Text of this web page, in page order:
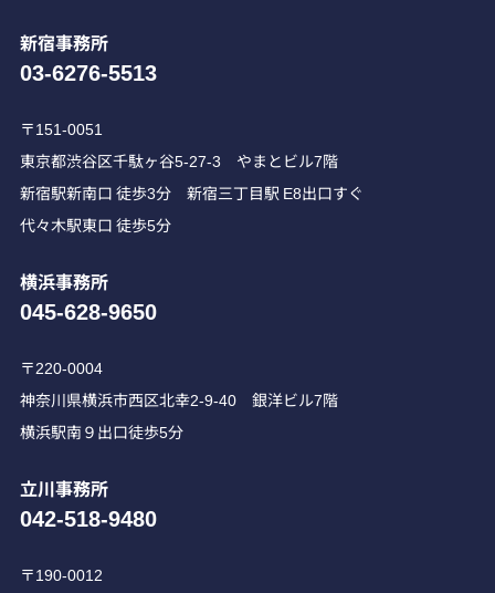
新宿事務所
03-6276-5513
〒151-0051
東京都渋谷区千駄ヶ谷5-27-3 やまとビル7階
新宿駅新南口 徒歩3分 新宿三丁目駅 E8出口すぐ
代々木駅東口 徒歩5分
横浜事務所
045-628-9650
〒220-0004
神奈川県横浜市西区北幸2-9-40 銀洋ビル7階
横浜駅南９出口徒歩5分
立川事務所
042-518-9480
〒190-0012